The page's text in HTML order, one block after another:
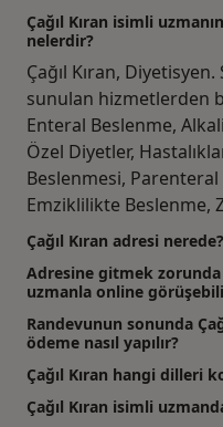
Çağıl Kıran isimli
nelerdir?
Çağıl Kıran,
sunulan hizmetlerden
Enteral Beslenme,
Özel Diyetler,
Beslenmesi,
Emziklilikte Beslenme,
Çağıl Kıran adresi nerede?
Adresine gitmek zorunda
uzmanla online
Randevunun sonunda
ödeme nasıl yapılır?
Çağıl Kıran hangi dilleri
Çağıl Kıran isimli